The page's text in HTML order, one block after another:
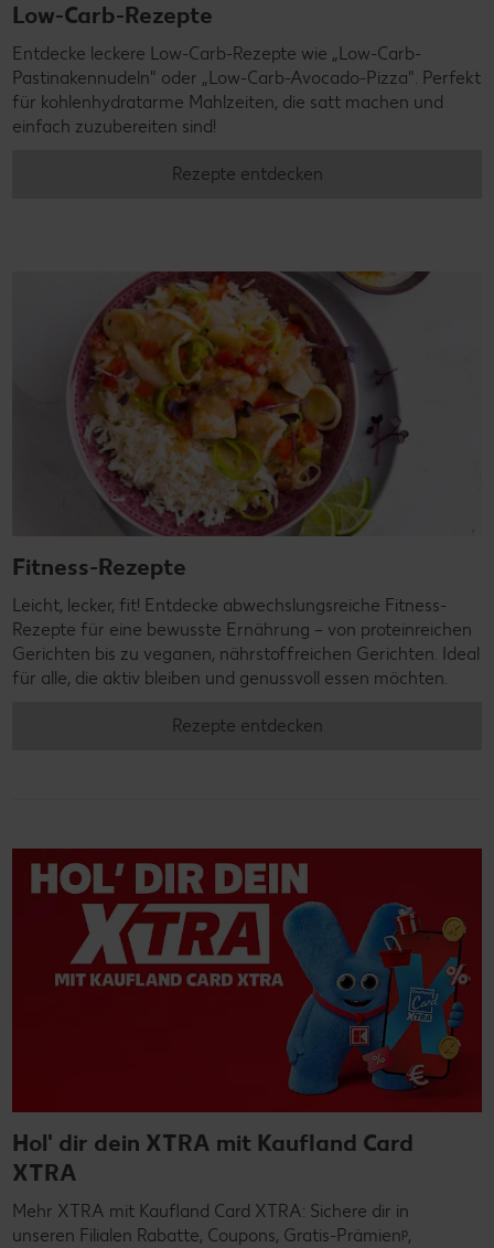
Low-Carb-Rezepte
Entdecke leckere Low-Carb-Rezepte wie „Low-Carb-
Pastinakennudeln" oder „Low-Carb-Avocado-Pizza". Perfekt
für kohlenhydratarme Mahlzeiten, die satt machen und
einfach zuzubereiten sind!
Rezepte entdecken
Fitness-Rezepte
Leicht, lecker, fit! Entdecke abwechslungsreiche Fitness-
Rezepte für eine bewusste Ernährung – von proteinreichen
Gerichten bis zu veganen, nährstoffreichen Gerichten. Ideal
für alle, die aktiv bleiben und genussvoll essen möchten.
Rezepte entdecken
Hol' dir dein XTRA mit Kaufland Card
XTRA
Mehr XTRA mit Kaufland Card XTRA: Sichere dir in
unseren Filialen Rabatte, Coupons, Gratis-Prämienᵖ,